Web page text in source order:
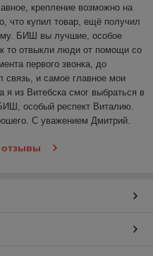
крепление возможно на
что купил товар, ещё получил
БИШ вы лучшие, особое
то отвыкли люди от помощи со
первого звонка, до
связь, и самое главное мои
из Витебска смог выбраться в
особый респект Виталию.
С уважением Дмитрий.
отзывы